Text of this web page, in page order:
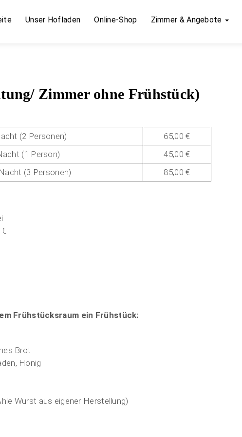
Unser Hofladen Online-Shop Zimmer & Angebote
Zimmer ohne Frühstück)
(2 Personen)
65,00 €
(1 Person)
45,00 €
(3 Personen)
85,00 €
€
Frühstücksraum ein Frühstück:
Brot
Honig
Wurst aus eigener Herstellung)